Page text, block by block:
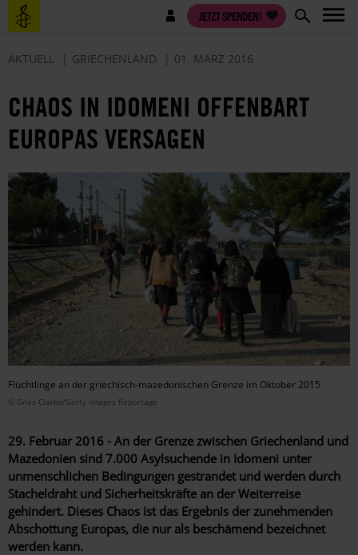
Direkt
zum
Benutzermenü JETZT SPENDEN!
AKTUELL GRIECHENLAND 01. MÄRZ 2016
CHAOS IN IDOMENI OFFENBART
EUROPAS VERSAGEN
Flüchtlinge an der griechisch-mazedonischen Grenze im Oktober 2015
© Giles Clarke/Getty Images Reportage
29. Februar 2016 - An der Grenze zwischen Griechenland und
Mazedonien sind 7.000 Asylsuchende in Idomeni unter
unmenschlichen Bedingungen gestrandet und werden durch
Stacheldraht und Sicherheitskräfte an der Weiterreise
gehindert. Dieses Chaos ist das Ergebnis der zunehmenden
Abschottung Europas, die nur als beschämend bezeichnet
werden kann.